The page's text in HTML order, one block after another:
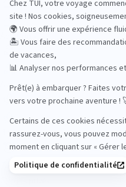
Adult only
Aventure
Bien-être